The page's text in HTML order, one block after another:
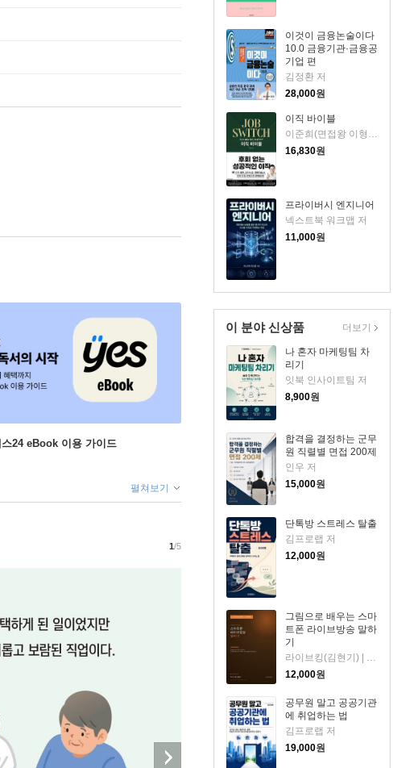
이것이 금융논술이다
10.0 금융기관·금융공
기업 편
김정환 저
28,000원
이직 바이블
이준희(면접왕 이형) 저
16,830원
프라이버시 엔지니어
넥스트북 워크맵 저
11,000원
이 분야 신상품
나 혼자 마케팅팀 차
리기
잇북 인사이트팀 저
8,900원
합격을 결정하는 군무
원 직렬별 면접 200제
인우 저
15,000원
단톡방 스트레스 탈출
김프로랩 저
12,000원
그림으로 배우는 스마
트폰 라이브방송 말하
기
12,000원
공무원 말고 공공기관
에 취업하는 법
김프로랩 저
19,000원
더보기
24 eBook 이용 가이드
펼쳐보기
1/5